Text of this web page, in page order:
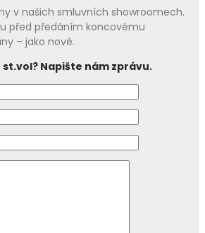
v našich smluvních showroomech.
před předáním koncovému
– jako nové.
Napište nám zprávu.